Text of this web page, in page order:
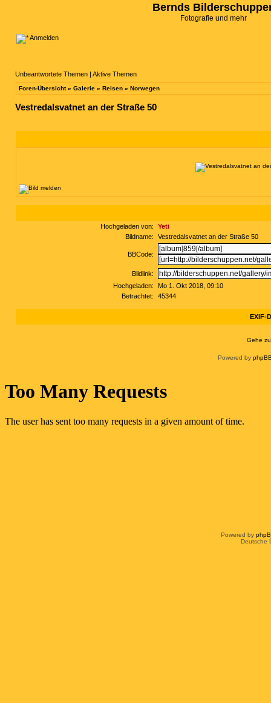
Bernds
Fotografie und mehr
Anmelden
Unbeantwortete Themen | Aktive Themen
Foren-Übersicht» Galerie » Reisen » Norwegen
Vestredalsvatnet an der Straße 50
Hochgeladen von:
Yeti
Bildname:
Vestredalsvatnet an der Straße 50
BBCode:
Bildlink:
Hochgeladen:
Mo 1. Okt 2018, 09:10
Betrachtet:
45344
EXIF-
Gehe
Powered by
Powered by
Deutsche